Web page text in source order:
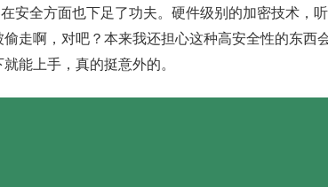
安全方面也下足了功夫。硬件级别的加密技术，
走啊，对吧？本来我还担心这种高安全性的东西
能上手，真的挺意外的。